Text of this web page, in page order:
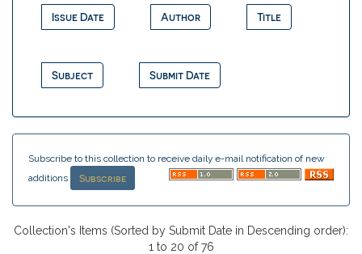
Subscribe to this collection to receive daily e-mail notification of new
additions
Collection's Items (Sorted by Submit Date in Descending order):
1 to 20 of 76